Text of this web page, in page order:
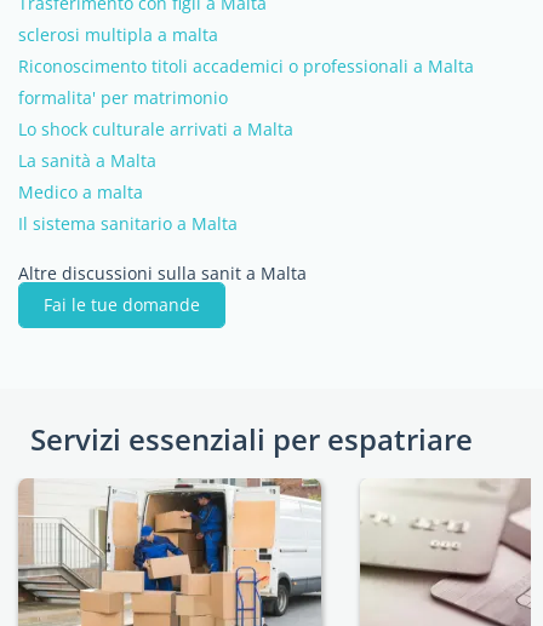
sclerosi multipla a malta
Riconoscimento titoli accademici o professionali a Malta
formalita' per matrimonio
Lo shock culturale arrivati a Malta
La sanità a Malta
Medico a malta
Il sistema sanitario a Malta
Altre discussioni sulla sanit a Malta
Fai le tue domande
Servizi essenziali per espatriare